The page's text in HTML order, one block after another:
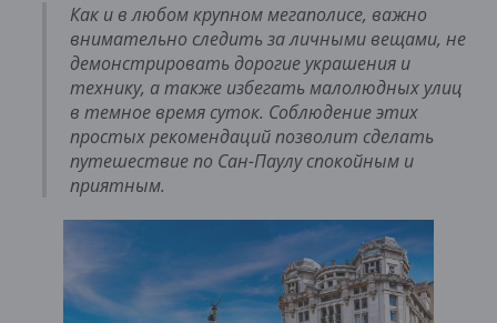
Как и в любом крупном мегаполисе, важно
внимательно следить за личными вещами, не
демонстрировать дорогие украшения и
технику, а также избегать малолюдных улиц
в темное время суток. Соблюдение этих
простых рекомендаций позволит сделать
путешествие по Сан-Паулу спокойным и
приятным.